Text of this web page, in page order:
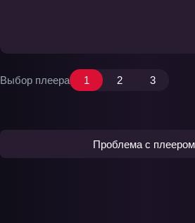
Выбор плеера 1 2 3
Проблема с плеером